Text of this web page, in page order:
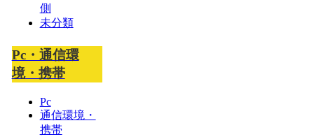
側
未分類
Pc・通信環
境・携帯
Pc
通信環境・
携帯